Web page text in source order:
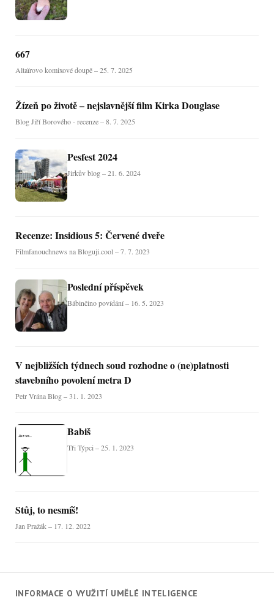
667
Altaïrovo komixové doupě – 25. 7. 2025
Žízeň po životě – nejslavnější film Kirka Douglase
Blog Jiří Borového - recenze – 8. 7. 2025
Pesfest 2024
Jirkův blog – 21. 6. 2024
Recenze: Insidious 5: Červené dveře
Filmfanouchnews na Bloguji.cool – 7. 7. 2023
Poslední příspěvek
Bábinčino povídání – 16. 5. 2023
V nejbližších týdnech soud rozhodne o (ne)platnosti
stavebního povolení metra D
Petr Vrána Blog – 31. 1. 2023
Babiš
Tři Týpci – 25. 1. 2023
Stůj, to nesmíš!
Jan Pražák – 17. 12. 2022
INFORMACE O VYUŽITÍ UMĚLÉ INTELIGENCE